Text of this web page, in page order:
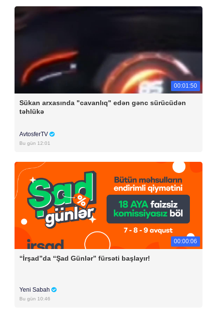
00:01:50
Sükan arxasında "cavanlıq" edən gənc sürücüdən
təhlükə
AvtosferTV
Bu gün 12:01
00:00:06
“İrşad”da “Şad Günlər” fürsəti başlayır!
Yeni Sabah
Bu gün 10:46